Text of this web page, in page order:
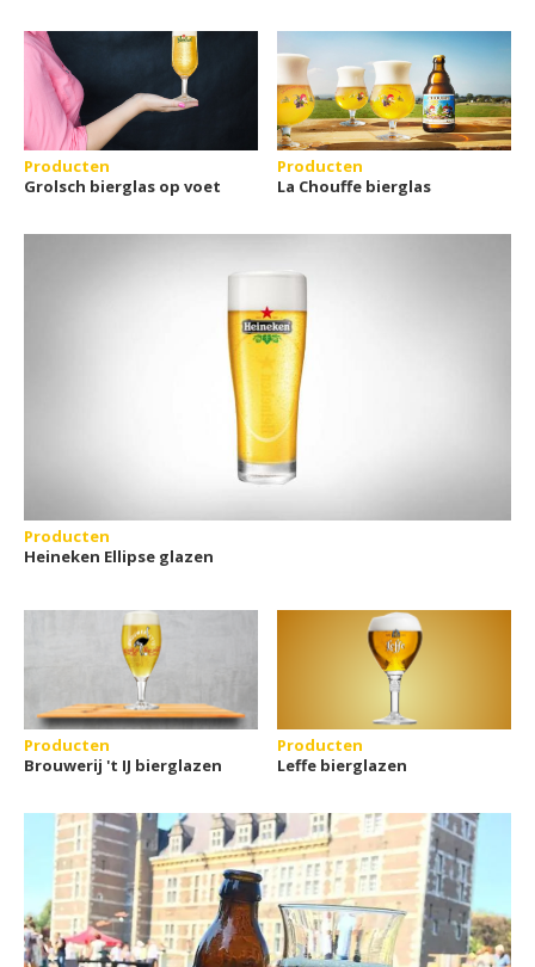
Producten
Grolsch bierglas op voet
Producten
La Chouffe bierglas
Producten
Heineken Ellipse glazen
Producten
Brouwerij 't IJ bierglazen
Producten
Leffe bierglazen